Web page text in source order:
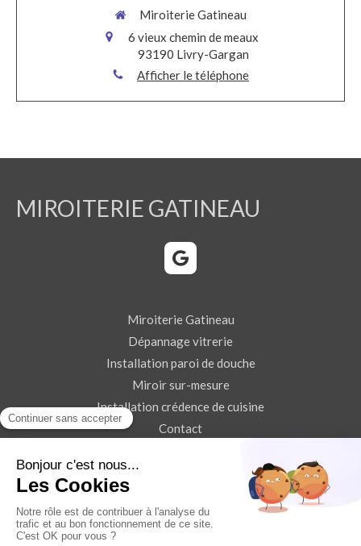
Miroiterie Gatineau
6 vieux chemin de meaux
93190 Livry-Gargan
Afficher le téléphone
MIROITERIE GATINEAU
Miroiterie Gatineau
Dépannage vitrerie
Installation paroi de douche
Miroir sur-mesure
Installation crédence de cuisine
Contact
Demander un devis